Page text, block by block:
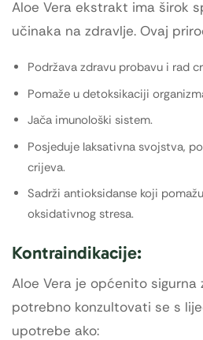
Aloe Vera ekstrakt ima širok
učinaka na zdravlje. Ovaj
Podržava zdravu probavu i rad
Pomaže u detoksikaciji
Jača imunološki sistem.
Posjeduje laksativna svojstva,
crijeva.
Sadrži antioksidanse koji
oksidativnog stresa.
Kontraindikacije:
Aloe Vera je općenito sigurna
potrebno konzultovati se s
upotrebe ako: